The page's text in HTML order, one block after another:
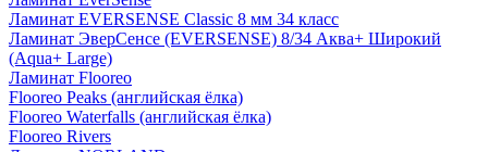
Ламинат EVERSENSE Classic 8 мм 34 класс
Ламинат ЭверСенсе (EVERSENSE) 8/34 Аква+ Широкий
(Aqua+ Large)
Ламинат Flooreo
Flooreo Peaks (английская ёлка)
Flooreo Waterfalls (английская ёлка)
Flooreo Rivers